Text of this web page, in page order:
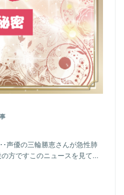
声優の三輪勝恵さんが急性肺
方ですこのニュースを見て...